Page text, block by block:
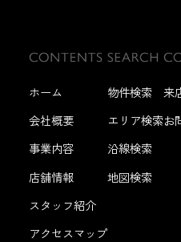
ホーム
会社概要
事業内容
店舗情報
スタッフ紹介
アクセスマップ
物件検索
エリア検索
沿線検索
地図検索
来
お